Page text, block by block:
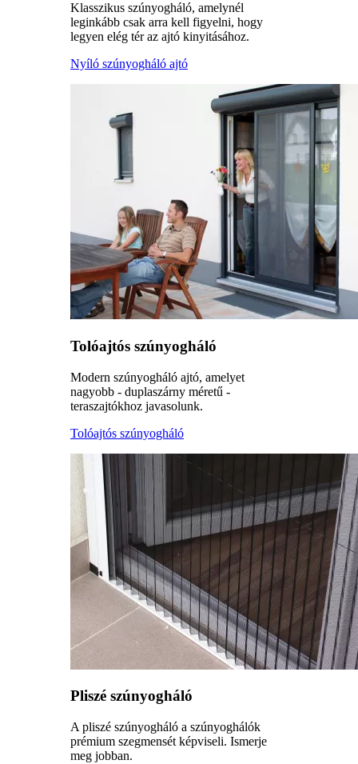
Klasszikus szúnyogháló, amelynél
leginkább csak arra kell figyelni, hogy
legyen elég tér az ajtó kinyitásához.
Nyíló szúnyogháló ajtó
Tolóajtós szúnyogháló
Modern szúnyogháló ajtó, amelyet
nagyobb - duplaszárny méretű -
teraszajtókhoz javasolunk.
Tolóajtós szúnyogháló
Pliszé szúnyogháló
A pliszé szúnyogháló a szúnyoghálók
prémium szegmensét képviseli. Ismerje
meg jobban.